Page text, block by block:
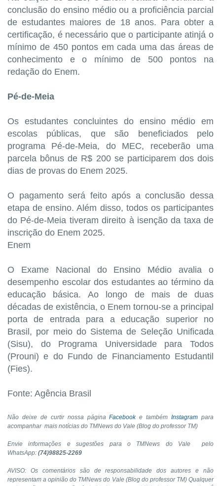
conclusão do ensino médio ou a proficiência parcial
de estudantes maiores de 18 anos. Para obter a
certificação, é necessário que o participante atinjá o
mínimo de 450 pontos em cada uma das áreas de
conhecimento e o mínimo de 500 pontos na
redação do Enem.
Pé-de-Meia
Os estudantes concluintes do ensino médio em
escolas públicas, que são beneficiados pelo
programa Pé-de-Meia, do MEC, receberão uma
parcela bônus de R$ 200 se participarem dos dois
dias de provas do Enem 2025.
O pagamento será feito após a conclusão dessa
etapa de ensino. Além disso, todos os participantes
do Pé-de-Meia tiveram direito à isenção da taxa de
inscrição do Enem 2025.
Enem
O Exame Nacional do Ensino Médio avalia o
desempenho escolar dos estudantes ao término da
educação básica. Ao longo de mais de duas
décadas de existência, o Enem tornou-se a principal
porta de entrada para a educação superior no
Brasil, por meio do Sistema de Seleção Unificada
(Sisu), do Programa Universidade para Todos
(Prouni) e do Fundo de Financiamento Estudantil
(Fies).
Fonte: Agência Brasil
Não deixe de curtir nossa páginaFacebooke tambémInstagram para
acompanhar mais notícias do TMNews do Vale (Blog do professor TM)
Envie informações e sugestões para o TMNews do Vale pelo
WhatsApp: (74)98825-2269
AVISO: Os comentários são de responsabilidade dos autores e não
representam a opinião do TMNews do Vale (Blog do professor TM) Qualquer